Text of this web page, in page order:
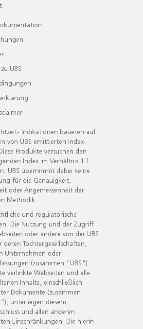
UBS
Indikationen basieren auf
von UBS emittierten Index-
Produkte versuchen den
Index im Verhältnis 1:1
UBS übernimmt dabei keine
für die Genauigkeit,
oder Angemessenheit der
Methodik.
und regulatorische
Die Nutzung und der Zugriff
oder andere von der UBS
deren Tochtergesellschaften,
Unternehmen oder
(zusammen "UBS")
verlinkte Webseiten und alle
Inhalte, einschließlich
Dokumente (zusammen
unterliegen diesem
und allen anderen
Einschränkungen. Die hierin